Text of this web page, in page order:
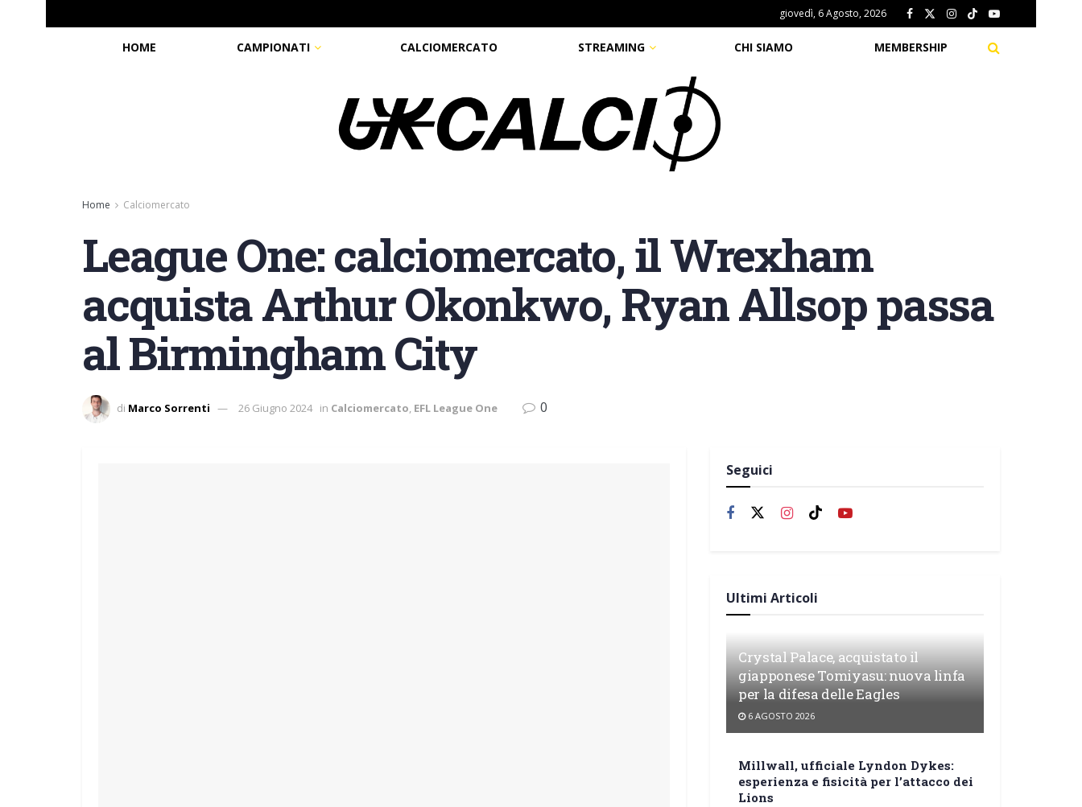
giovedì, 6 Agosto, 2026
HOME CAMPIONATI CALCIOMERCATO STREAMING CHI SIAMO MEMBERSHIP
Home Calciomercato
League One: calciomercato, il Wrexham
acquista Arthur Okonkwo, Ryan Allsop passa
al Birmingham City
di Marco Sorrenti 26 Giugno 2024 in Calciomercato, EFL League One 0
Seguici
Ultimi Articoli
Crystal Palace, acquistato il
giapponese Tomiyasu: nuova linfa
per la difesa delle Eagles
6 AGOSTO 2026
Millwall, ufficiale Lyndon Dykes:
esperienza e fisicità per l’attacco dei
Lions